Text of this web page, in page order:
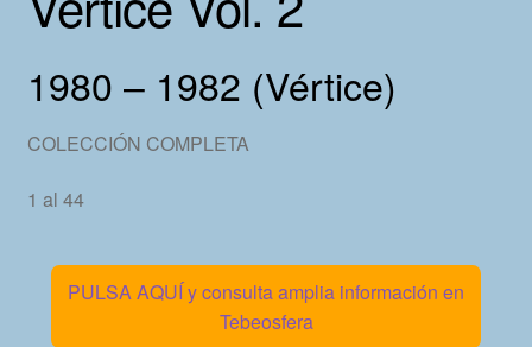
1980 – 1982 (Vértice)
COLECCIÓN COMPLETA
1 al 44
PULSA AQUÍ y consulta amplia información en
Tebeosfera